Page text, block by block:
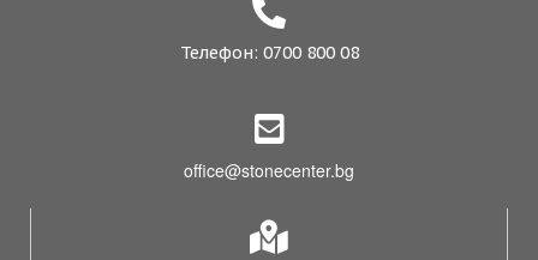
Телефон: 0700 800 08
office@stonecenter.bg